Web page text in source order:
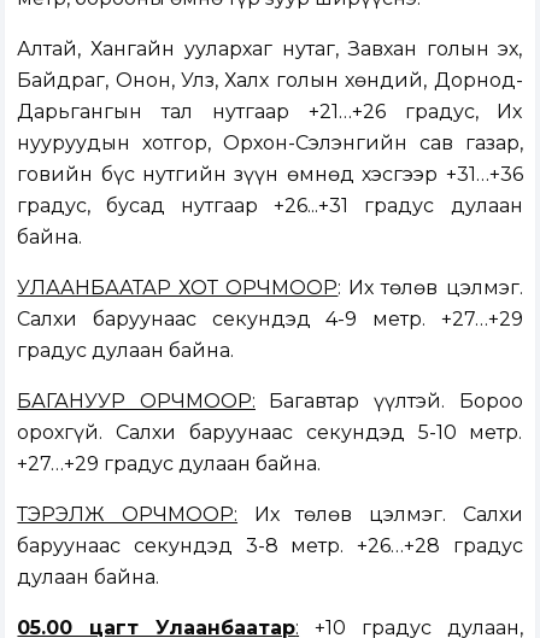
Алтай, Хангайн уулархаг нутаг, Завхан голын эх,
Байдраг, Онон, Улз, Халх голын хөндий, Дорнод-
Дарьгангын тал нутгаар +21…+26 градус, Их
нууруудын хотгор, Орхон-Сэлэнгийн сав газар,
говийн бүс нутгийн зүүн өмнөд хэсгээр +31…+36
градус, бусад нутгаар +26...+31 градус дулаан
байна.
УЛААНБААТАР ХОТ ОРЧМООР: Их төлөв цэлмэг.
Салхи баруунаас секундэд 4-9 метр. +27…+29
градус дулаан байна.
БАГАНУУР ОРЧМООР: Багавтар үүлтэй. Бороо
орохгүй. Салхи баруунаас секундэд 5-10 метр.
+27…+29 градус дулаан байна.
ТЭРЭЛЖ ОРЧМООР: Их төлөв цэлмэг. Салхи
баруунаас секундэд 3-8 метр. +26…+28 градус
дулаан байна.
05.00 цагт Улаанбаатар: +10 градус дулаан,